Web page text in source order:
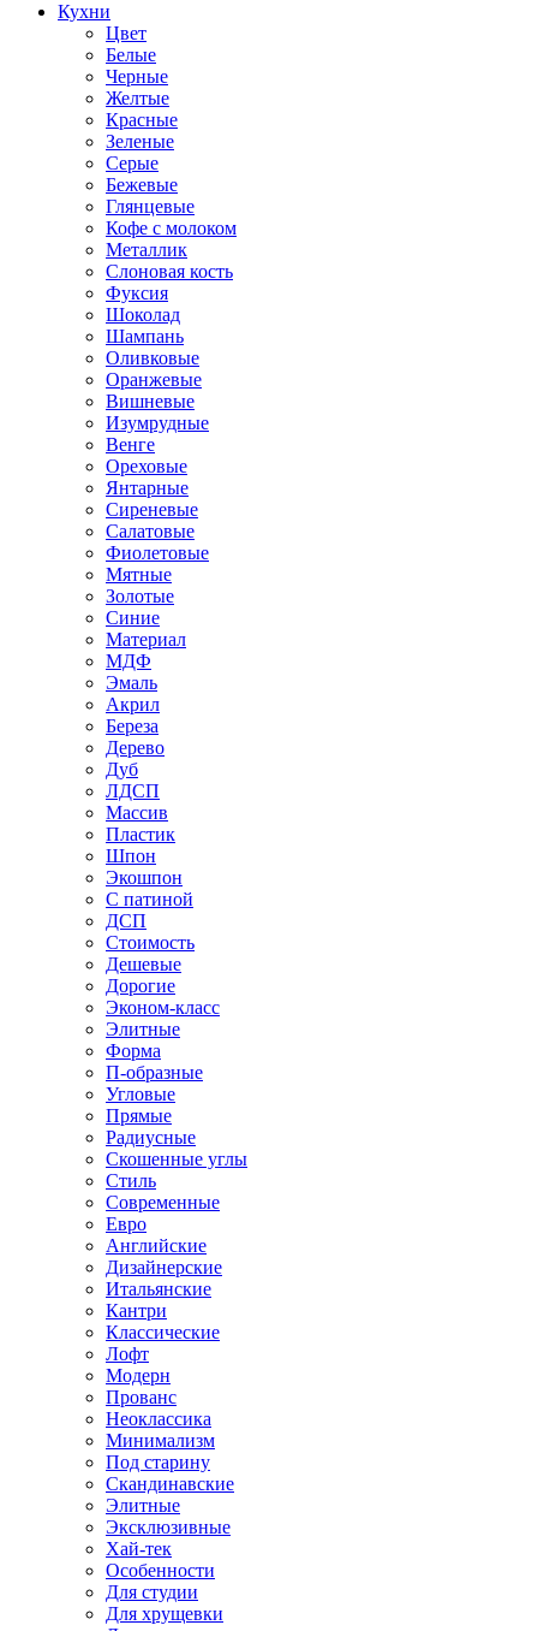
Кухни
Цвет
Белые
Черные
Желтые
Красные
Зеленые
Серые
Бежевые
Глянцевые
Кофе с молоком
Металлик
Слоновая кость
Фуксия
Шоколад
Шампань
Оливковые
Оранжевые
Вишневые
Изумрудные
Венге
Ореховые
Янтарные
Сиреневые
Салатовые
Фиолетовые
Мятные
Золотые
Синие
Материал
МДФ
Эмаль
Акрил
Береза
Дерево
Дуб
ЛДСП
Массив
Пластик
Шпон
Экошпон
С патиной
ДСП
Стоимость
Дешевые
Дорогие
Эконом-класс
Элитные
Форма
П-образные
Угловые
Прямые
Радиусные
Скошенные углы
Стиль
Современные
Евро
Английские
Дизайнерские
Итальянские
Кантри
Классические
Лофт
Модерн
Прованс
Неоклассика
Минимализм
Под старину
Скандинавские
Элитные
Эксклюзивные
Хай-тек
Особенности
Для студии
Для хрущевки